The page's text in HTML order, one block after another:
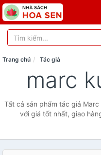
Trang chủ Tác giả
marc
Tất cả sản phẩm tác giả
với giá tốt nhất, giao